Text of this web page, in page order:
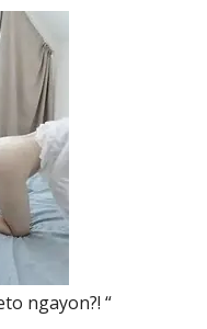
ngayon?! “